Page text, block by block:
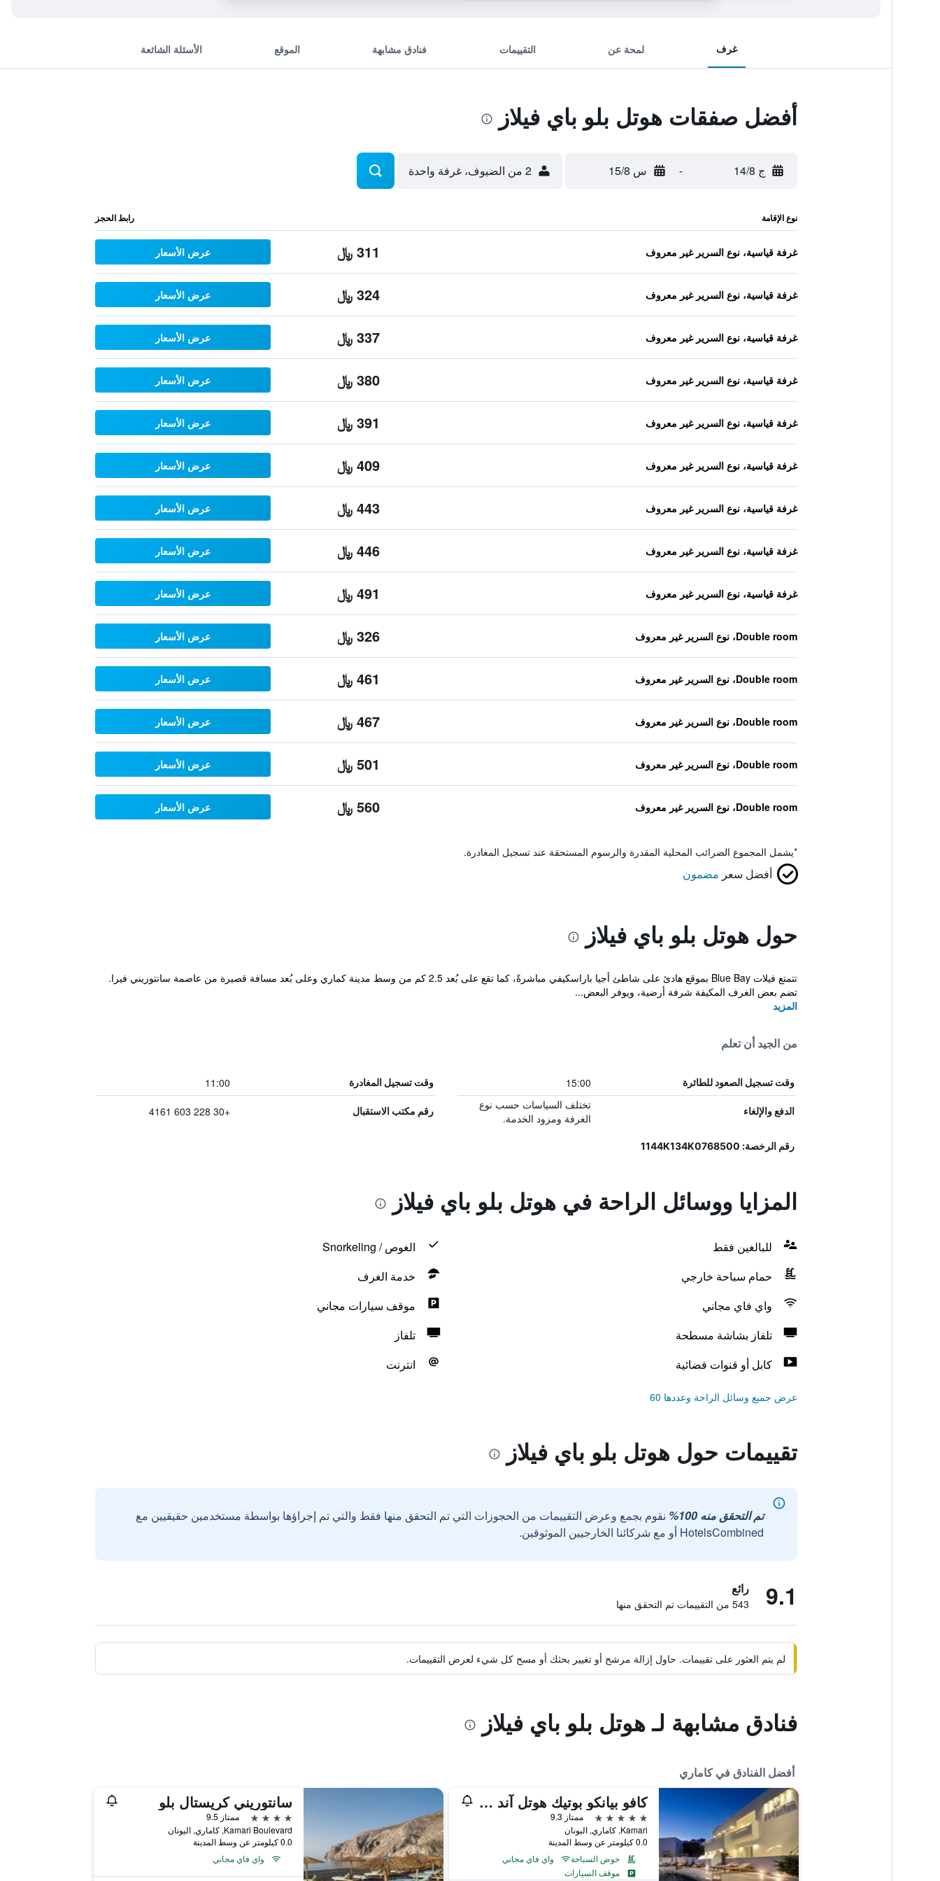
غرف لمحة عن التقييمات فنادق مشابهة الموقع الأسئلة الشائعة
أفضل صفقات هوتل بلو باي فيلاز
ج 14/8 - س 15/8 2 من الضيوف، غرفة واحدة
نوع الإقامة رابط الحجز
غرفة قياسية، نوع السرير غير معروف 311 ﷼ عرض الأسعار
غرفة قياسية، نوع السرير غير معروف 324 ﷼ عرض الأسعار
غرفة قياسية، نوع السرير غير معروف 337 ﷼ عرض الأسعار
غرفة قياسية، نوع السرير غير معروف 380 ﷼ عرض الأسعار
غرفة قياسية، نوع السرير غير معروف 391 ﷼ عرض الأسعار
غرفة قياسية، نوع السرير غير معروف 409 ﷼ عرض الأسعار
غرفة قياسية، نوع السرير غير معروف 443 ﷼ عرض الأسعار
غرفة قياسية، نوع السرير غير معروف 446 ﷼ عرض الأسعار
غرفة قياسية، نوع السرير غير معروف 491 ﷼ عرض الأسعار
Double room، نوع السرير غير معروف 326 ﷼ عرض الأسعار
Double room، نوع السرير غير معروف 461 ﷼ عرض الأسعار
Double room، نوع السرير غير معروف 467 ﷼ عرض الأسعار
Double room، نوع السرير غير معروف 501 ﷼ عرض الأسعار
Double room، نوع السرير غير معروف 560 ﷼ عرض الأسعار
*يشمل المجموع الضرائب المحلية المقدرة والرسوم المستحقة عند تسجيل المغادرة.
أفضل سعر مضمون
حول هوتل بلو باي فيلاز
تتمتع فيلات Blue Bay بموقع هادئ على شاطئ أجيا باراسكيفي مباشرةً، كما تقع على بُعد 2.5 كم من وسط مدينة كماري وعلى بُعد مسافة قصيرة من عاصمة سانتوريني فيرا.
تضم بعض الغرف المكيفة شرفة أرضية، ويوفر البعض...
المزيد
من الجيد أن تعلم
وقت تسجيل الصعود للطائرة 15:00 وقت تسجيل المغادرة 11:00
الدفع والإلغاء
تختلف السياسات حسب نوع
الغرفة ومزود الخدمة.
رقم مكتب الاستقبال +30 228 603 4161
رقم الرخصة: 1144Κ134Κ0768500
المزايا ووسائل الراحة في هوتل بلو باي فيلاز
للبالغين فقط
الغوص / Snorkeling
حمام سباحة خارجي
خدمة الغرف
واي فاي مجاني
موقف سيارات مجاني
تلفاز بشاشة مسطحة
تلفاز
كابل أو قنوات فضائية
انترنت
عرض جميع وسائل الراحة وعددها 60
تقييمات حول هوتل بلو باي فيلاز
تم التحقق منه 100%
نقوم بجمع وعرض التقييمات من الحجوزات التي تم التحقق منها فقط والتي تم إجراؤها بواسطة مستخدمين حقيقيين مع
HotelsCombined أو مع شركائنا الخارجيين الموثوقين.
9.1 رائع
543 من التقييمات تم التحقق منها
لم يتم العثور على تقييمات. حاول إزالة مرشح أو تغيير بحثك أو مسح كل شيء لعرض التقييمات.
فنادق مشابهة لـ هوتل بلو باي فيلاز
أفضل الفنادق في كاماري
كافو بيانكو بوتيك هوتل آند سبا
5 نجوم
ممتاز 9.3
Kamari, كاماري, اليونان
0.0 كيلومتر عن وسط المدينة
حوض السباحة
واي فاي مجاني
موقف السيارات
سانتوريني كريستال بلو
4 نجوم
ممتاز 9.5
Kamari Boulevard, كاماري, اليونان
0.0 كيلومتر عن وسط المدينة
واي فاي مجاني